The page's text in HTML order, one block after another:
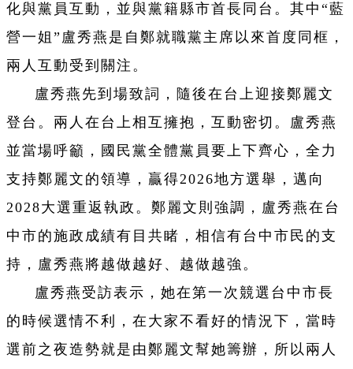
化與黨員互動，並與黨籍縣市首長同台。其中“藍
營一姐”盧秀燕是自鄭就職黨主席以來首度同框，
兩人互動受到關注。
盧秀燕先到場致詞，隨後在台上迎接鄭麗文
登台。兩人在台上相互擁抱，互動密切。盧秀燕
並當場呼籲，國民黨全體黨員要上下齊心，全力
支持鄭麗文的領導，贏得2026地方選舉，邁向
2028大選重返執政。鄭麗文則強調，盧秀燕在台
中市的施政成績有目共睹，相信有台中市民的支
持，盧秀燕將越做越好、越做越強。
盧秀燕受訪表示，她在第一次競選台中市長
的時候選情不利，在大家不看好的情況下，當時
選前之夜造勢就是由鄭麗文幫她籌辦，所以兩人